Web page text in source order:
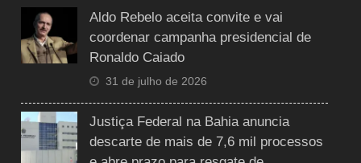
Aldo Rebelo aceita convite e vai
coordenar campanha presidencial de
Ronaldo Caiado
31 de julho de 2026
Justiça Federal na Bahia anuncia
descarte de mais de 7,6 mil processos